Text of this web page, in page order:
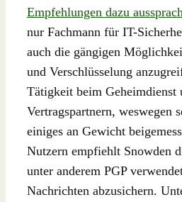
Empfehlungen dazu aussprach
nur Fachmann für IT-
auch die gängigen
und Verschlüsselung
Tätigkeit beim Geheimdienst
Vertragspartnern, weswegen
einiges an Gewicht
Nutzern empfiehlt Snowden
unter anderem PGP
Nachrichten abzusichern.